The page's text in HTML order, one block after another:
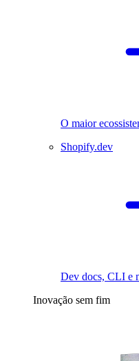
O maior
Shopify.dev
Dev docs, CLI e
Inovação sem fim